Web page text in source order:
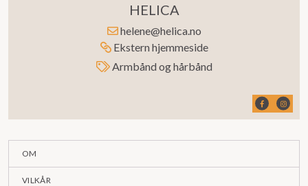
av
5
HELICA
helene@helica.no
Ekstern hjemmeside
Armbånd og hårbånd
OM
VILKÅR